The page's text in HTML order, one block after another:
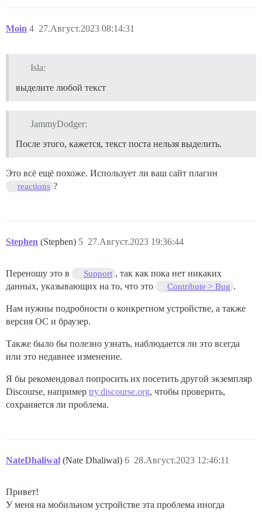
Moin 27.Август.2023 08:14:31
4
Isla:
выделите любой текст
JammyDodger:
После этого, кажется, текст поста нельзя выделить.
Это всё ещё похоже. Использует ли ваш сайт плагин
reactions ?
Stephen (Stephen) 27.Август.2023 19:36:44
5
Переношу это в Support , так как пока нет никаких
данных, указывающих на то, что это
Contribute > Bug .
Нам нужны подробности о конкретном устройстве, а также
версия ОС и браузер.
Также было бы полезно узнать, наблюдается ли это всегда
или это недавнее изменение.
Я бы рекомендовал попросить их посетить другой экземпляр
Discourse, например try.discourse.org, чтобы проверить,
сохраняется ли проблема.
NateDhaliwal (Nate Dhaliwal) 28.Август.2023 12:46:11
6
Привет!
У меня на мобильном устройстве эта проблема иногда